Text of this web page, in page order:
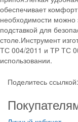
обеспечивает
необходимости можно
подставкой для
столе.Инструмент
ТС 004/2011 и ТР ТС
использовании.
Поделитесь ссылкой: